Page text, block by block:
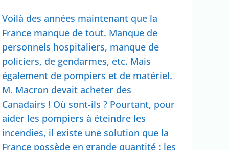
Voilà des années maintenant que la
France manque de tout. Manque de
personnels hospitaliers, manque de
policiers, de gendarmes, etc. Mais
également de pompiers et de matériel.
M. Macron devait acheter des
Canadairs ! Où sont-ils ? Pourtant, pour
aider les pompiers à éteindre les
incendies, il existe une solution que la
France possède en grande quantité : les